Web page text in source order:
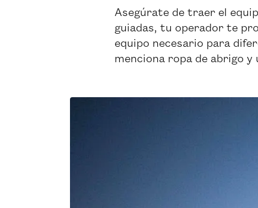
Asegúrate de traer el
guiadas, tu operador te
equipo necesario para
menciona ropa de abrigo